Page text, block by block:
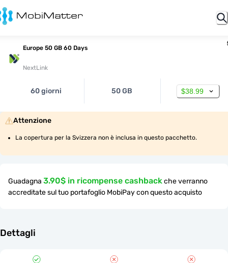
Europe 50 GB 60 Days
NextLink
60 giorni 50 GB $38.99
Attenzione
La copertura per la Svizzera non è inclusa in questo pacchetto.
Guadagna 3.90$ in ricompense cashbackche verranno
accreditate sul tuo portafoglio MobiPay con questo acquisto
Dettagli